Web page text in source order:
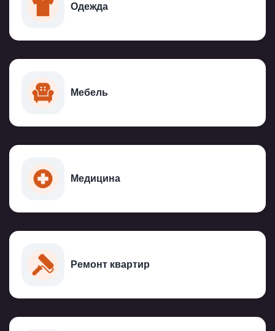
Одежда
Мебель
Медицина
Ремонт квартир